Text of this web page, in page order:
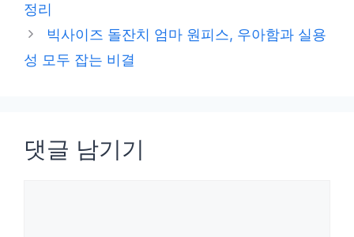
리
정리
빅사이즈 돌잔치 엄마 원피스, 우아함과 실용
성 모두 잡는 비결
댓글 남기기